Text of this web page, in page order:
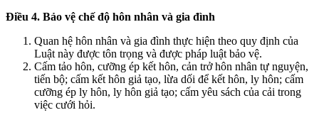
Điều 4. Bảo vệ chế độ hôn nhân và gia đình
Quan hệ hôn nhân và gia đình thực hiện theo quy định của
Luật này được tôn trọng và được pháp luật bảo vệ.
Cấm tảo hôn, cưỡng ép kết hôn, cản trở hôn nhân tự nguyện,
tiến bộ; cấm kết hôn giả tạo, lừa dối để kết hôn, ly hôn; cấm
cưỡng ép ly hôn, ly hôn giả tạo; cấm yêu sách của cải trong
việc cưới hỏi.